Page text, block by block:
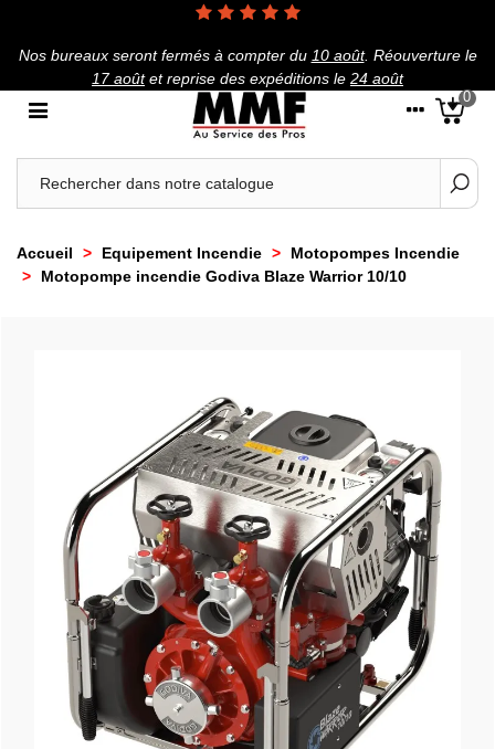
Nos bureaux seront fermés à compter du 10 août. Réouverture le
17 aoûtet reprise des expéditions le 24 août
0
Accueil > Equipement Incendie >
Motopompes Incendie
>
Motopompe incendie Godiva Blaze Warrior 10/10